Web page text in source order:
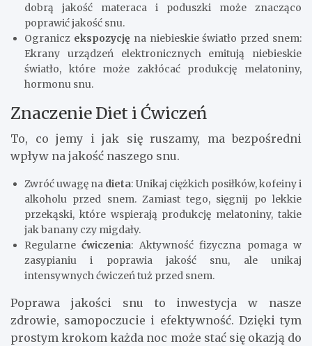
dobrą jakość materaca i poduszki może znacząco
poprawić jakość snu.
Ogranicz ekspozycję na niebieskie światło przed snem:
Ekrany urządzeń elektronicznych emitują niebieskie
światło, które może zakłócać produkcję melatoniny,
hormonu snu.
Znaczenie Diet i Ćwiczeń
To, co jemy i jak się ruszamy, ma bezpośredni
wpływ na jakość naszego snu.
Zwróć uwagę na dieta: Unikaj ciężkich posiłków, kofeiny i
alkoholu przed snem. Zamiast tego, sięgnij po lekkie
przekąski, które wspierają produkcję melatoniny, takie
jak banany czy migdały.
Regularnećwiczenia: Aktywność fizyczna pomaga w
zasypianiu i poprawia jakość snu, ale unikaj
intensywnych ćwiczeń tuż przed snem.
Poprawa jakości snu to inwestycja w nasze
zdrowie, samopoczucie i efektywność. Dzięki tym
prostym krokom każda noc może stać się okazją do